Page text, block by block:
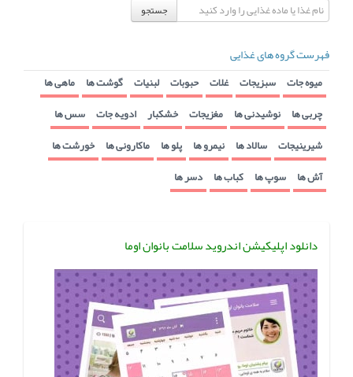
جستجو
فهرست گروه های غذایی
میوه جات سبزیجات غلات حبوبات لبنیات گوشت ها ماهی ها
چربی ها نوشیدنی ها مغزیجات خشکبار ادویه جات سس ها
شیرینیجات سالاد ها نیمرو ها پلو ها ماکارونی ها خورشت ها
آش ها سوپ ها کباب ها دسر ها
دانلود اپلیکیشن اندروید سلامت بانوان اوما